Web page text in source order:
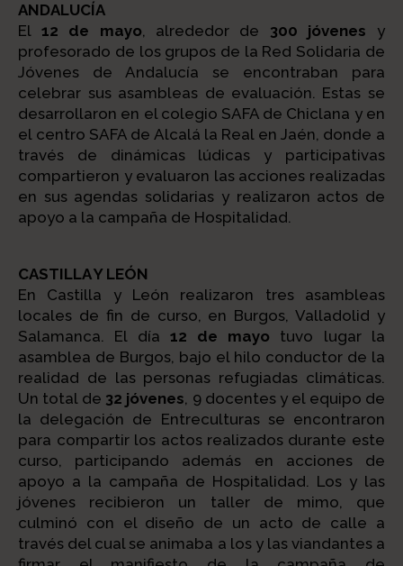
ANDALUCÍA
El 12 de mayo, alrededor de 300 jóvenes y
profesorado de los grupos de la Red Solidaria de
Jóvenes de Andalucía se encontraban para
celebrar sus asambleas de evaluación. Estas se
desarrollaron en el colegio SAFA de Chiclana y en
el centro SAFA de Alcalá la Real en Jaén, donde a
través de dinámicas lúdicas y participativas
compartieron y evaluaron las acciones realizadas
en sus agendas solidarias y realizaron actos de
apoyo a la campaña de Hospitalidad.
CASTILLA Y LEÓN
En Castilla y León realizaron tres asambleas
locales de fin de curso, en Burgos, Valladolid y
Salamanca. El día 12 de mayo tuvo lugar la
asamblea de Burgos, bajo el hilo conductor de la
realidad de las personas refugiadas climáticas.
Un total de 32 jóvenes, 9 docentes y el equipo de
la delegación de Entreculturas se encontraron
para compartir los actos realizados durante este
curso, participando además en acciones de
apoyo a la campaña de Hospitalidad. Los y las
jóvenes recibieron un taller de mimo, que
culminó con el diseño de un acto de calle a
través del cual se animaba a los y las viandantes a